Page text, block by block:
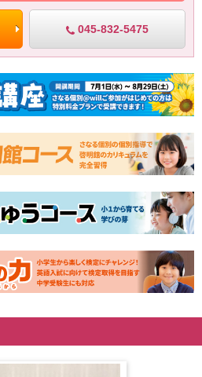
045-832-5475